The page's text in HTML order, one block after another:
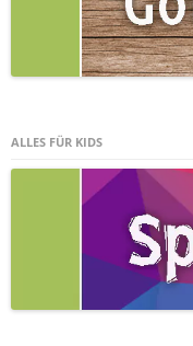
ALLES FÜR KIDS